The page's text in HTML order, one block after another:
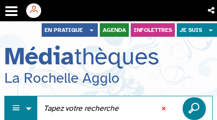
menu
contenu
recherche
EN PRATIQUE AGENDA INFOLETTRES JE SUIS
Médiathèques
La Rochelle Agglo